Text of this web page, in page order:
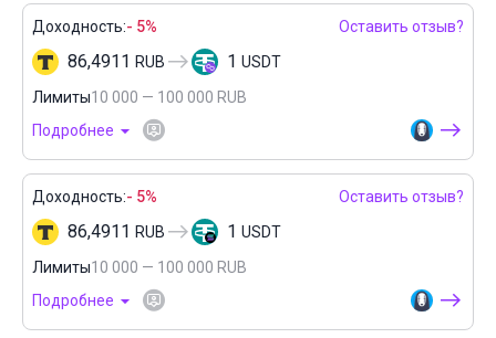
Доходность:- 5% Оставить отзыв?
86,4911 RUB 1 USDT
Лимиты10 000 — 100 000 RUB
Подробнее
Доходность:- 5% Оставить отзыв?
86,4911 RUB 1 USDT
Лимиты10 000 — 100 000 RUB
Подробнее